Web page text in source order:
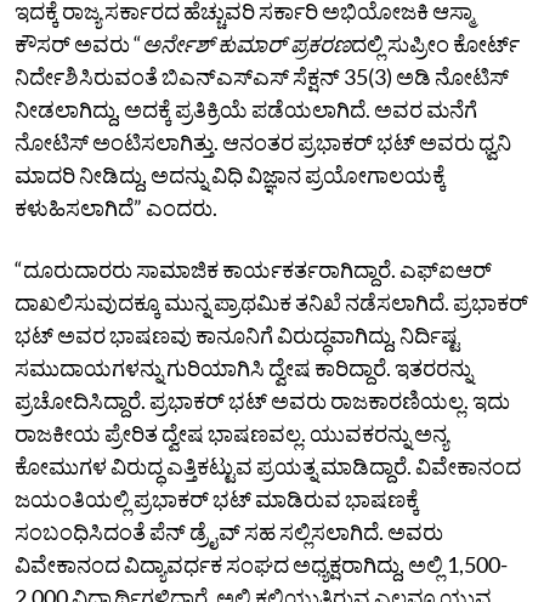
ಇದಕ್ಕೆ ರಾಜ್ಯ ಸರ್ಕಾರದ ಹೆಚ್ಚುವರಿ ಸರ್ಕಾರಿ ಅಭಿಯೋಜಕಿ ಆಸ್ಮಾ
ಕೌಸರ್ ಅವರು “ಅರ್ನೇಶ್‌ ಕುಮಾರ್‌ ಪ್ರಕರಣದಲ್ಲಿ ಸುಪ್ರೀಂ ಕೋರ್ಟ್‌
ನಿರ್ದೇಶಿಸಿರುವಂತೆ ಬಿಎನ್‌ಎಸ್‌ಎಸ್‌ ಸೆಕ್ಷನ್‌ 35(3) ಅಡಿ ನೋಟಿಸ್‌
ನೀಡಲಾಗಿದ್ದು, ಅದಕ್ಕೆ ಪ್ರತಿಕ್ರಿಯೆ ಪಡೆಯಲಾಗಿದೆ. ಅವರ ಮನೆಗೆ
ನೋಟಿಸ್‌ ಅಂಟಿಸಲಾಗಿತ್ತು. ಆನಂತರ ಪ್ರಭಾಕರ್‌ ಭಟ್‌ ಅವರು ಧ್ವನಿ
ಮಾದರಿ ನೀಡಿದ್ದು, ಅದನ್ನು ವಿಧಿ ವಿಜ್ಞಾನ ಪ್ರಯೋಗಾಲಯಕ್ಕೆ
ಕಳುಹಿಸಲಾಗಿದೆ” ಎಂದರು.
“ದೂರುದಾರರು ಸಾಮಾಜಿಕ ಕಾರ್ಯಕರ್ತರಾಗಿದ್ದಾರೆ. ಎಫ್‌ಐಆರ್‌
ದಾಖಲಿಸುವುದಕ್ಕೂ ಮುನ್ನ ಪ್ರಾಥಮಿಕ ತನಿಖೆ ನಡೆಸಲಾಗಿದೆ. ಪ್ರಭಾಕರ್‌
ಭಟ್‌ ಅವರ ಭಾಷಣವು ಕಾನೂನಿಗೆ ವಿರುದ್ಧವಾಗಿದ್ದು, ನಿರ್ದಿಷ್ಟ
ಸಮುದಾಯಗಳನ್ನು ಗುರಿಯಾಗಿಸಿ ದ್ವೇಷ ಕಾರಿದ್ದಾರೆ. ಇತರರನ್ನು
ಪ್ರಚೋದಿಸಿದ್ದಾರೆ. ಪ್ರಭಾಕರ್‌ ಭಟ್‌ ಅವರು ರಾಜಕಾರಣಿಯಲ್ಲ. ಇದು
ರಾಜಕೀಯ ಪ್ರೇರಿತ ದ್ವೇಷ ಭಾಷಣವಲ್ಲ. ಯುವಕರನ್ನು ಅನ್ಯ
ಕೋಮುಗಳ ವಿರುದ್ಧ ಎತ್ತಿಕಟ್ಟುವ ಪ್ರಯತ್ನ ಮಾಡಿದ್ದಾರೆ. ವಿವೇಕಾನಂದ
ಜಯಂತಿಯಲ್ಲಿ ಪ್ರಭಾಕರ್‌ ಭಟ್‌ ಮಾಡಿರುವ ಭಾಷಣಕ್ಕೆ
ಸಂಬಂಧಿಸಿದಂತೆ ಪೆನ್‌ ಡ್ರೈವ್‌ ಸಹ ಸಲ್ಲಿಸಲಾಗಿದೆ. ಅವರು
ವಿವೇಕಾನಂದ ವಿದ್ಯಾವರ್ಧಕ ಸಂಘದ ಅಧ್ಯಕ್ಷರಾಗಿದ್ದು, ಅಲ್ಲಿ 1,500-
2,000 ವಿದ್ಯಾರ್ಥಿಗಳಿದ್ದಾರೆ. ಅಲ್ಲಿ ಕಲಿಯುತ್ತಿರುವ ಎಲ್ಲವೂ ಯುವ